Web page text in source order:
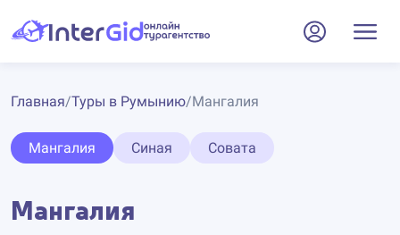
Главная/Туры в Румынию/Мангалия
Мангалия Синая Совата
Мангалия